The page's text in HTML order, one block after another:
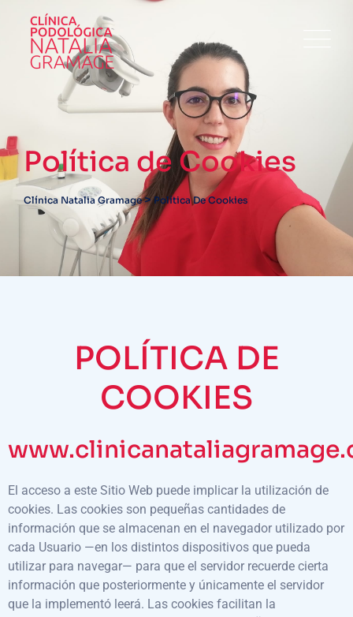
Política de Cookies
Clínica Natalia Gramage>Política De Cookies
POLÍTICA DE
COOKIES
El acceso a este Sitio Web puede implicar la utilización de
cookies. Las cookies son pequeñas cantidades de
información que se almacenan en el navegador utilizado por
cada Usuario —en los distintos dispositivos que pueda
utilizar para navegar— para que el servidor recuerde cierta
información que posteriormente y únicamente el servidor
que la implementó leerá. Las cookies facilitan la